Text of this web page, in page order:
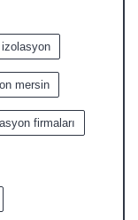
mersin
firmaları